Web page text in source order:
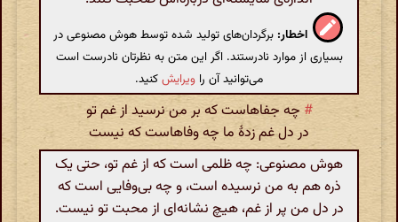
اخطار: برگردان‌های تولید شده توسط هوش مصنوعی در
بسیاری از موارد نادرستند. اگر این متن به نظرتان نادرست است
می‌توانید آن را ویرایشکنید.
# چه جفاهاست که بر من نرسید از غم تو
در دل غم زدهٔ ما چه وفاهاست که نیست
هوش مصنوعی: چه ظلمی است که از غم تو، حتی یک
ذره هم به من نرسیده است، و چه بی‌وفایی است که
در دل من پر از غم، هیچ نشانه‌ای از محبت تو نیست.